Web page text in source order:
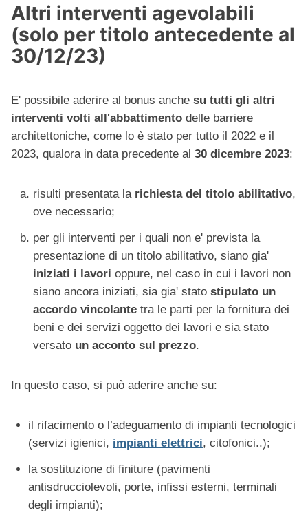
Altri interventi agevolabili
(solo per titolo antecedente al
30/12/23)
E' possibile aderire al bonus anche su tutti gli altri
interventi volti all'abbattimento delle barriere
architettoniche, come lo è stato per tutto il 2022 e il
2023, qualora in data precedente al 30 dicembre 2023:
risulti presentata la richiesta del titolo abilitativo,
ove necessario;
per gli interventi per i quali non e' prevista la
presentazione di un titolo abilitativo, siano gia'
iniziati i lavori oppure, nel caso in cui i lavori non
siano ancora iniziati, sia gia' stato stipulato un
accordo vincolante tra le parti per la fornitura dei
beni e dei servizi oggetto dei lavori e sia stato
versato un acconto sul prezzo.
In questo caso, si può aderire anche su:
il rifacimento o l’adeguamento di impianti tecnologici
(servizi igienici, impianti elettrici, citofonici..);
la sostituzione di finiture (pavimenti
antisdrucciolevoli, porte, infissi esterni, terminali
degli impianti);